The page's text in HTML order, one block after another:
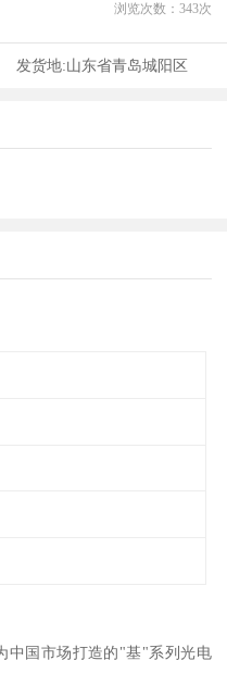
浏览次数： 343次
发货地:山东省青岛城阳区
中国市场打造的"基"系列光电